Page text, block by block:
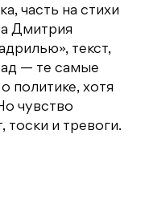
часть на стихи
Дмитрия
текст,
— те самые
политике, хотя
чувство
тоски и тревоги.